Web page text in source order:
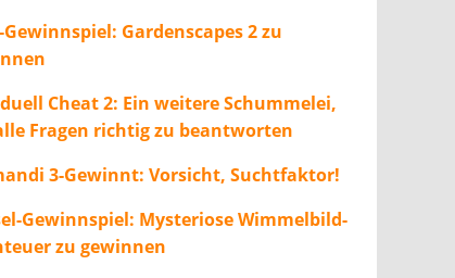
Gardenscapes 2 zu
Cheat 2: Ein weitere Schummelei,
Fragen richtig zu beantworten
3-Gewinnt: Vorsicht, Suchtfaktor!
Gewinnspiel: Mysteriose Wimmelbild-
zu gewinnen